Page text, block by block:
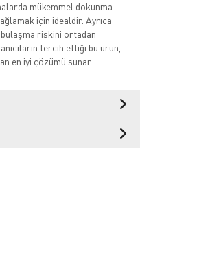
mükemmel dokunma
için idealdir. Ayrıca
riskini ortadan
tercih ettiği bu ürün,
en iyi çözümü sunar.